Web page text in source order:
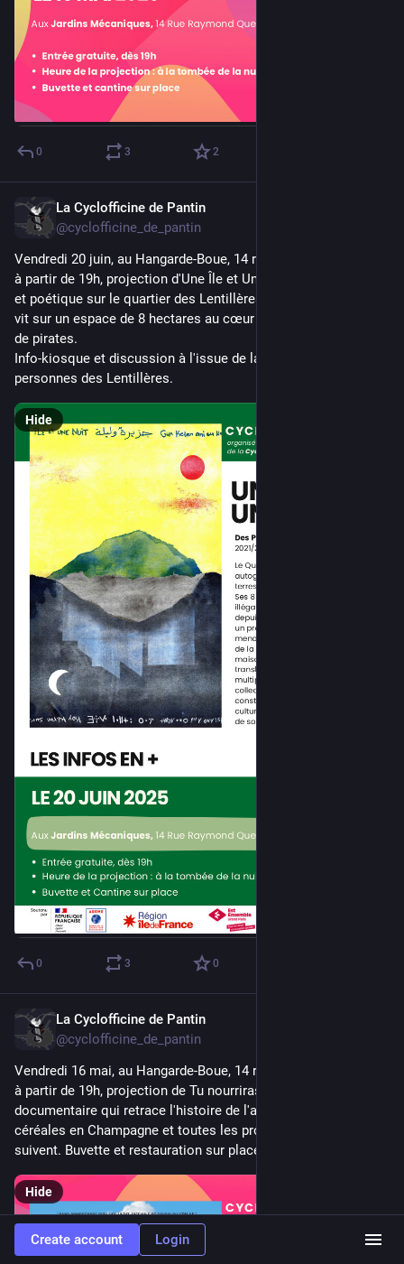
0 3 2
La Cyclofficine de Pantin
@cyclofficine_de_pantin
Vendredi 20 juin, au Hangarde-Boue, 14 rue Raymond Queneau,
à partir de 19h, projection d'Une Île et Une Nuit. Film militant
et poétique sur le quartier des Lentillères, squat autogéré qui
vit sur un espace de 8 hectares au cœur de Dijon. Une histoire
de pirates.
Info-kiosque et discussion à l'issue de la projection avec deux
personnes des Lentillères.
Hide
0 3 0
La Cyclofficine de Pantin
@cyclofficine_de_pantin
Vendredi 16 mai, au Hangarde-Boue, 14 rue Raymond Queneau,
à partir de 19h, projection de Tu nourriras le monde,
documentaire qui retrace l'histoire de l'agriculture intensive de
céréales en Champagne et toutes les problèmes qui s'en
suivent. Buvette et restauration sur place.
Hide
Create account Login